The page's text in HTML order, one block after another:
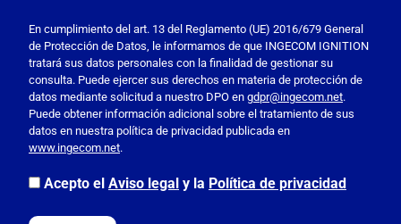
o
r
f
a
v
o
r
,
En cumplimiento del art. 13 del Reglamento (UE) 2016/679 General
de Protección de Datos, le informamos de que INGECOM IGNITION
tratará sus datos personales con la finalidad de gestionar su
consulta. Puede ejercer sus derechos en materia de protección de
datos mediante solicitud a nuestro DPO en gdpr@ingecom.net.
Puede obtener información adicional sobre el tratamiento de sus
datos en nuestra política de privacidad publicada en
www.ingecom.net.
Acepto el Aviso legal y la Política de privacidad